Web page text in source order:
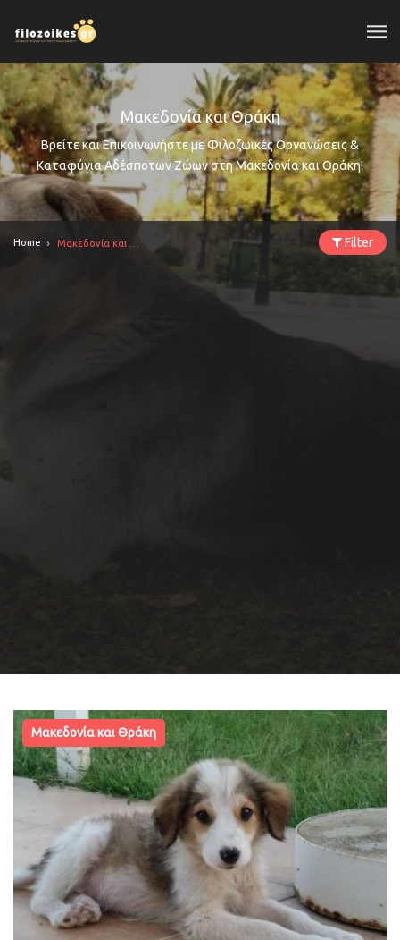
Μακεδονία και Θράκη
Βρείτε και Επικοινωνήστε με Φιλοζωικές Οργανώσεις &
Καταφύγια Αδέσποτων Ζώων στη Μακεδονία και Θράκη!
Home Filter
Μακεδονία και Θράκη